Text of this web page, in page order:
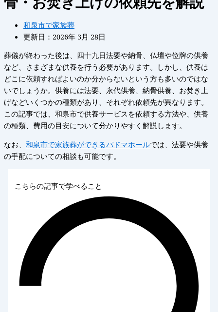
和泉市で家族葬
更新日：2026年 3月 28日
葬儀が終わった後は、四十九日法要や納骨、仏壇や位牌の供養
など、さまざまな供養を行う必要があります。しかし、供養は
どこに依頼すればよいのか分からないという方も多いのではな
いでしょうか。供養には法要、永代供養、納骨供養、お焚き上
げなどいくつかの種類があり、それぞれ依頼先が異なります。
この記事では、和泉市で供養サービスを依頼する方法や、供養
の種類、費用の目安について分かりやすく解説します。
なお、 和泉市で家族葬ができるパドマホールでは、法要や供養
の手配についての相談も可能です。
こちらの記事で学べること